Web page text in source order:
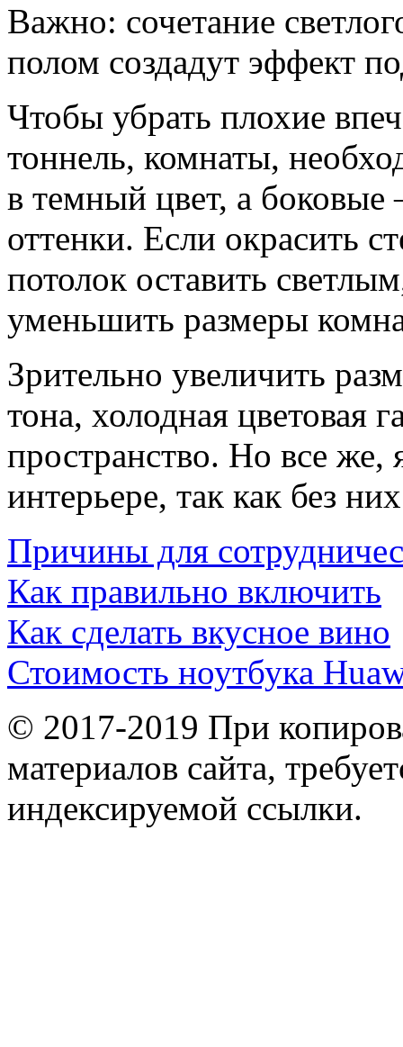
Важно: сочетание
полом создадут эффект
Чтобы убрать плохие
тоннель, комнаты,
в темный цвет, а
оттенки. Если окрасить
потолок оставить
уменьшить размеры
Зрительно увеличить
тона, холодная цветовая
пространство. Но все же,
интерьере, так как без
Причины для
Как правильно включить
Как сделать вкусное вино
Стоимость ноутбука
© 2017-2019 При
материалов сайта,
индексируемой ссылки.